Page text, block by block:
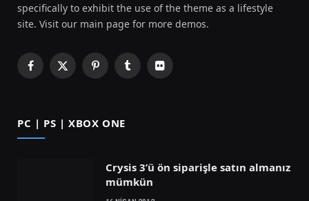
specifically to exhibit the use of the theme as a lifestyle
site. Visit our main page for more demos.
Facebook
X
PinterestTumblrFlickr
PC | PS | XBOX ONE
Crysis 3’ü ön siparişle satın almanız
mümkün